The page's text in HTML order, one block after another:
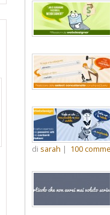
di sarah | 100